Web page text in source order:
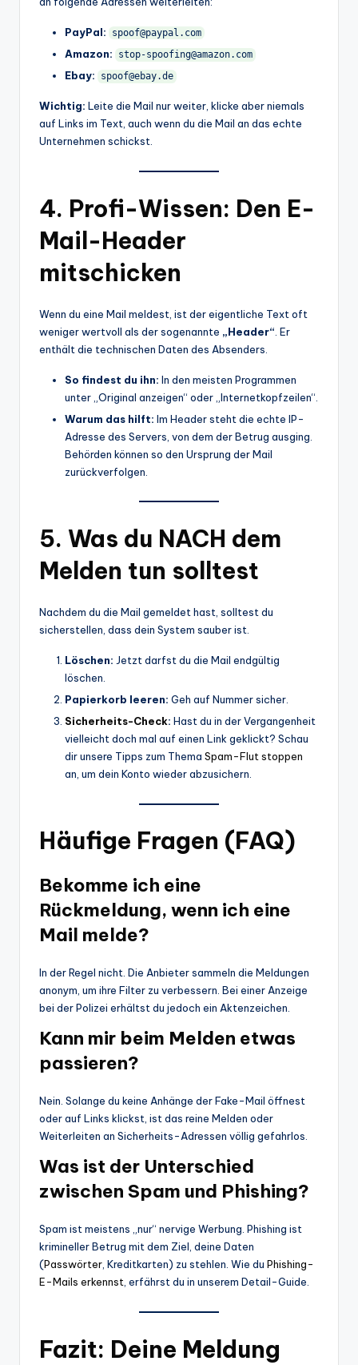
PayPal: spoof@paypal.com
Amazon: stop-spoofing@amazon.com
Ebay: spoof@ebay.de
Wichtig: Leite die Mail nur weiter, klicke aber niemals
auf Links im Text, auch wenn du die Mail an das echte
Unternehmen schickst.
4. Profi-Wissen: Den E-
Mail-Header
mitschicken
Wenn du eine Mail meldest, ist der eigentliche Text oft
weniger wertvoll als der sogenannte „Header“ . Er
enthält die technischen Daten des Absenders.
So findest du ihn: In den meisten Programmen
unter „Original anzeigen“ oder „Internetkopfzeilen“.
Warum das hilft: Im Header steht die echte IP-
Adresse des Servers, von dem der Betrug ausging.
Behörden können so den Ursprung der Mail
zurückverfolgen.
5. Was du NACH dem
Melden tun solltest
Nachdem du die Mail gemeldet hast, solltest du
sicherstellen, dass dein System sauber ist.
Löschen: Jetzt darfst du die Mail endgültig
löschen.
Papierkorb leeren: Geh auf Nummer sicher.
Sicherheits-Check: Hast du in der Vergangenheit
vielleicht doch mal auf einen Link geklickt? Schau
dir unsere Tipps zum Thema Spam-Flut stoppen
an, um dein Konto wieder abzusichern.
Häufige Fragen (FAQ)
Bekomme ich eine
Rückmeldung, wenn ich eine
Mail melde?
In der Regel nicht. Die Anbieter sammeln die Meldungen
anonym, um ihre Filter zu verbessern. Bei einer Anzeige
bei der Polizei erhältst du jedoch ein Aktenzeichen.
Kann mir beim Melden etwas
passieren?
Nein. Solange du keine Anhänge der Fake-Mail öffnest
oder auf Links klickst, ist das reine Melden oder
Weiterleiten an Sicherheits-Adressen völlig gefahrlos.
Was ist der Unterschied
zwischen Spam und Phishing?
Spam ist meistens „nur“ nervige Werbung. Phishing ist
krimineller Betrug mit dem Ziel, deine Daten
(Passwörter, Kreditkarten) zu stehlen. Wie du Phishing-
E-Mails erkennst, erfährst du in unserem Detail-Guide.
Fazit: Deine Meldung